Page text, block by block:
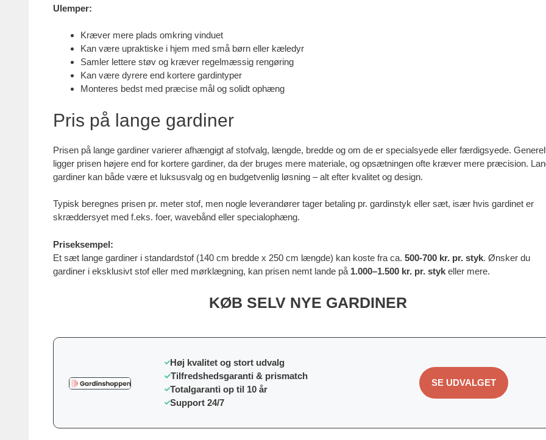
Ulemper:
Kræver mere plads omkring vinduet
Kan være upraktiske i hjem med små børn eller kæledyr
Samler lettere støv og kræver regelmæssig rengøring
Kan være dyrere end kortere gardintyper
Monteres bedst med præcise mål og solidt ophæng
Pris på lange gardiner
Prisen på lange gardiner varierer afhængigt af stofvalg, længde, bredde og om de er specialsyede eller færdigsyede.
ligger prisen højere end for kortere gardiner, da der bruges mere materiale, og opsætningen ofte kræver mere præcision.
gardiner kan både være et luksusvalg og en budgetvenlig løsning – alt efter kvalitet og design.
Typisk beregnes prisen pr. meter stof, men nogle leverandører tager betaling pr. gardinstyk eller sæt, især hvis gardinet er
skræddersyet med f.eks. foer, wavebånd eller specialophæng.
Priseksempel:
Et sæt lange gardiner i standardstof (140 cm bredde x 250 cm længde) kan koste fra ca. 500-700 kr. pr. styk. Ønsker du
gardiner i eksklusivt stof eller med mørklægning, kan prisen nemt lande på 1.000–1.500 kr. pr. styk eller mere.
KØB SELV NYE GARDINER
Høj kvalitet og stort udvalg
Tilfredshedsgaranti & prismatch
Totalgaranti op til 10 år
Support 24/7
SE UDVALGET